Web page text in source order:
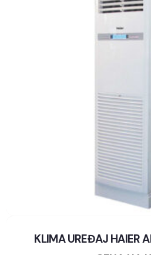
KLIMA UREĐAJ HAIER